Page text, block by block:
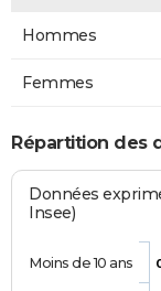
Hommes
Femmes
Répartition des
Données
Insee)
Moins de 10 ans